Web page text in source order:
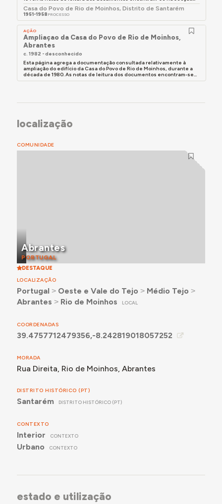
recolhidos sobre a experiência e memórias de uso
deste edifício, consultar a secção Documentação,
abaixo.
Casa do Povo de Rio de Moinhos, Distrito de Santarém
1951-1958 PROCESSO
AÇÃO
Ampliaçao da Casa do Povo de Rio de Moinhos,
Abrantes
c. 1982 - desconhecido
Esta página agrega a documentação consultada relativamente à
ampliação do edifício da Casa do Povo de Rio de Moinhos, durante a
década de 1980. As notas de leitura dos documentos encontram-se...
localização
COMUNIDADE
Abrantes
PORTUGAL
DESTAQUE
LOCALIZAÇÃO
Portugal ˃ Oeste e Vale do Tejo ˃ Médio Tejo ˃
Abrantes ˃ Rio de Moinhos LOCAL
COORDENADAS
39.4757712479356,-8.242819018057252
MORADA
Rua Direita, Rio de Moinhos, Abrantes
DISTRITO HISTÓRICO (PT)
Santarém DISTRITO HISTÓRICO (PT)
CONTEXTO
Interior CONTEXTO
Urbano CONTEXTO
estado e utilização